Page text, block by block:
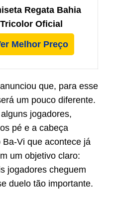
Regata Bahia
Tricolor Oficial
Melhor Preço
que, para esse
um pouco diferente.
jogadores,
pé e a cabeça
Vi que acontece já
um objetivo claro:
jogadores cheguem
duelo tão importante.